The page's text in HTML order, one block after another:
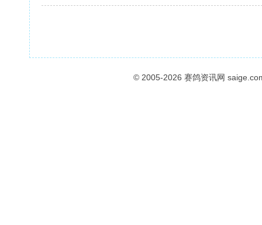
© 2005-2026 赛鸽资讯网